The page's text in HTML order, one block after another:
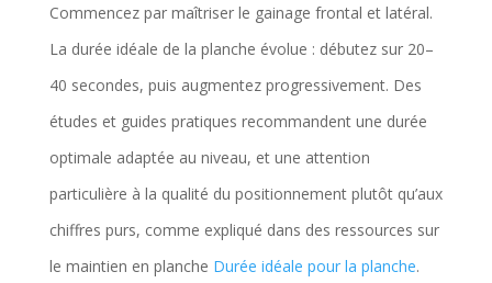
Commencez par maîtriser le gainage frontal et latéral.
La durée idéale de la planche évolue : débutez sur 20–
40 secondes, puis augmentez progressivement. Des
études et guides pratiques recommandent une durée
optimale adaptée au niveau, et une attention
particulière à la qualité du positionnement plutôt qu’aux
chiffres purs, comme expliqué dans des ressources sur
le maintien en planche Durée idéale pour la planche.